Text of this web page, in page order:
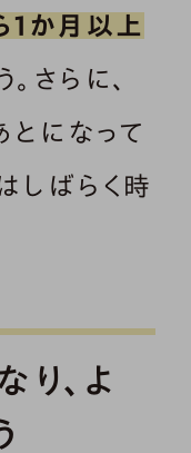
1か月以上
さらに、
になって
しばらく時
、よ